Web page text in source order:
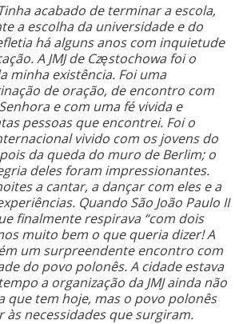
acabado de terminar a escola,
a escolha da universidade e do
há alguns anos com inquietude
A JMJ de Częstochowa foi o
minha existência. Foi uma
de oração, de encontro com
e com uma fé vivida e
pessoas que encontrei. Foi o
vivido com os jovens do
da queda do muro de Berlim; o
deles foram impressionantes.
a cantar, a dançar com eles e a
Quando São João Paulo II
finalmente respirava “com dois
muito bem o que queria dizer! A
um surpreendente encontro com
do povo polonês. A cidade estava
a organização da JMJ ainda não
que tem hoje, mas o povo polonês
às necessidades que surgiram.